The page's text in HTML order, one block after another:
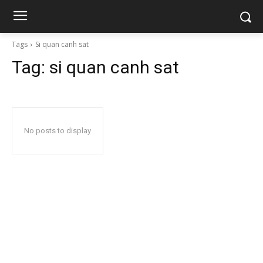
Tags Si quan canh sat
Tag: si quan canh sat
No posts to display